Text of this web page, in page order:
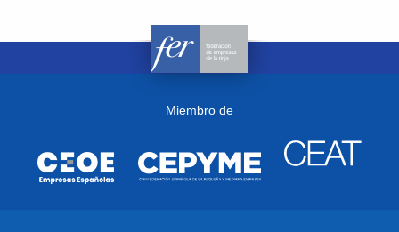
Miembro de